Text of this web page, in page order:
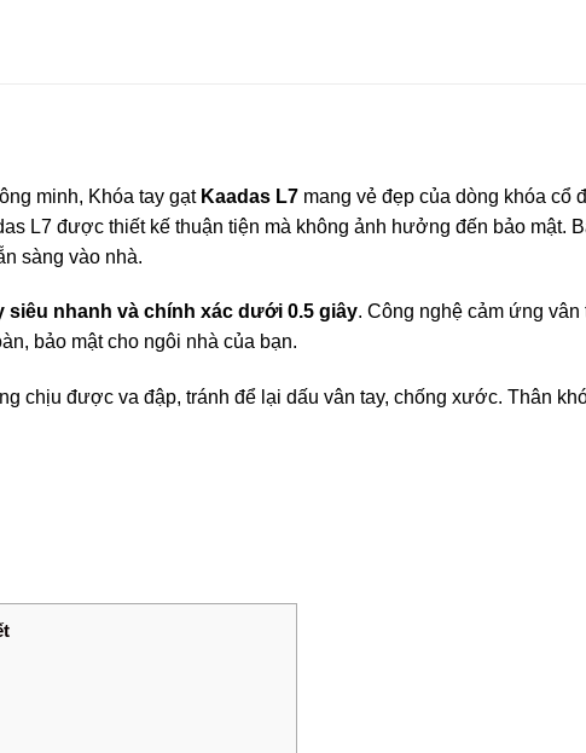
minh, Khóa tay gạtKaadas L7 mang vẻ đẹp của dòng khóa cổ
L7 được thiết kế thuận tiện mà không ảnh hưởng đến bảo mật.
sàng vào nhà.
siêu nhanh và chính xác dưới 0.5 giây. Công nghệ cảm ứng
bảo mật cho ngôi nhà của bạn.
chịu được va đập, tránh để lại dấu vân tay, chống xước. Thân